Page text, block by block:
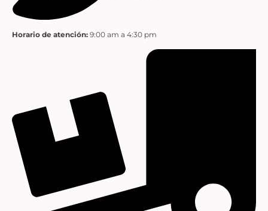
Horario de atención: 9:00 am a 4:30 pm